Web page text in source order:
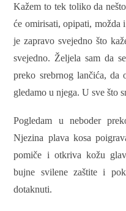
Kažem to tek toliko da
će omirisati, opipati, možda
je zapravo svejedno što
svejedno. Željela sam da
preko srebrnog lančića, da
gledamo u njega. U sve što
Pogledam u neboder
Njezina plava kosa
pomiče i otkriva kožu
bujne svilene zaštite i
dotaknuti.